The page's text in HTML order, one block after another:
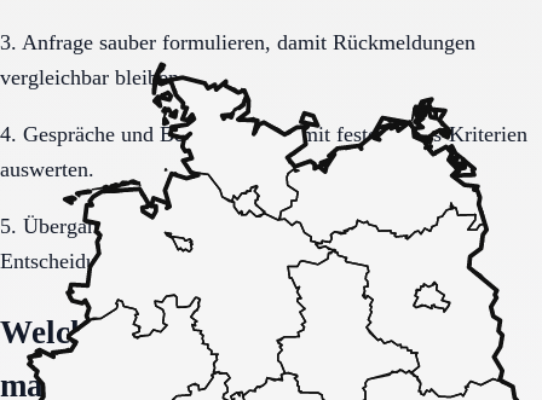
3. Anfrage sauber formulieren, damit Rückmeldungen
vergleichbar bleiben.
4. Gespräche und Besichtigungen mit festen Muss-Kriterien
auswerten.
5. Übergang, Kommunikation und Kosten vor der
Entscheidung vollständig klären.
Welche Fragen den Unterschied
machen